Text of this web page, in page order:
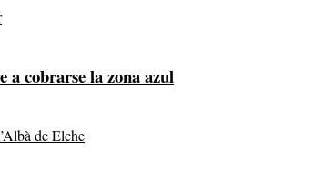
a cobrarse la zona azul